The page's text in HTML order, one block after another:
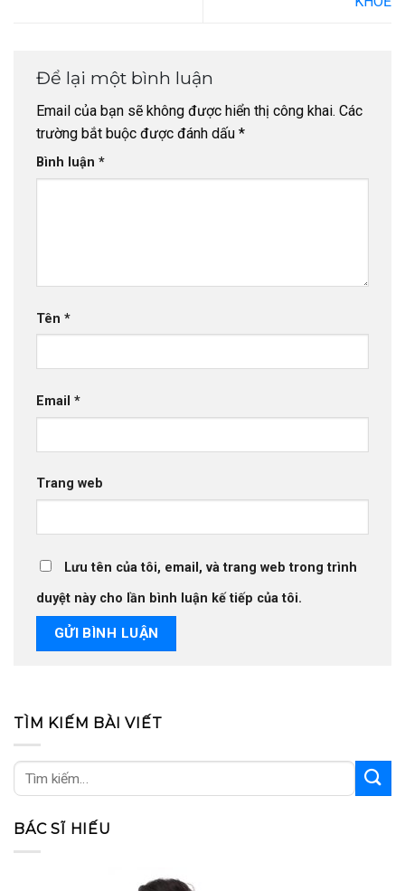
Để lại một bình luận
Email của bạn sẽ không được hiển thị công khai. Các
trường bắt buộc được đánh dấu *
Bình luận *
Tên *
Email *
Trang web
Lưu tên của tôi, email, và trang web trong trình
duyệt này cho lần bình luận kế tiếp của tôi.
TÌM KIẾM BÀI VIẾT
BÁC SĨ HIẾU